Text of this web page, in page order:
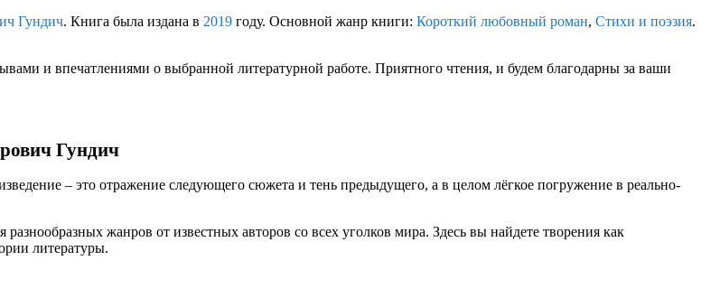
Гундич. Книга была издана в 2019 году. Основной жанр книги: Короткий любовный роман, Стихи и поэзия.
и впечатлениями о выбранной литературной работе. Приятного чтения, и будем благодарны за ваши
Гундич
– это отражение следующего сюжета и тень предыдущего, а в целом лёгкое погружение в реально-
разнообразных жанров от известных авторов со всех уголков мира. Здесь вы найдете творения как
литературы.